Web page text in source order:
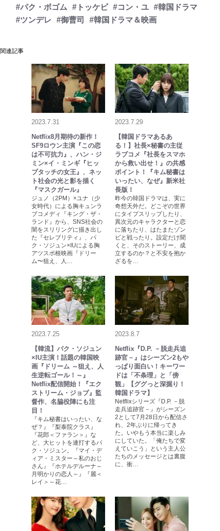
#パク・ボゴム
#トッケビ #コン・ユ #韓国ドラマ
#ツンデレ
#御曹司 #韓国ドラマ＆映画
関連記事
2023.7.31
Netflix8月期待の新作！
SF9ロウン主演『この恋
は不可抗力』、ハン・ジ
ミン×イ・ミンギ『ヒッ
プタッチの女王』、ネッ
ト社会の光と影を描く
『マスクガール』
ジュノ（2PM）×ユナ（少
女時代）による胸キュンラ
ブコメディ『キング・ザ・
ランド』から、SNS社会の
闇をスリリングに描き出し
た『セレブリティ』、パ
ク・ソジュン×IUによる胸
アツスポ根映画『ドリー
ム〜狙え、人…
2023.7.29
【韓国ドラマあるあ
る！】社長×秘書の主従
ラブコメ『社長をスマホ
から救い出せ！』の共感
ポイント！『キム秘書は
いったい、なぜ』新米社
長版！
昨今の韓国ドラマは、実に
奇想天外だ。どこぞの世界
にタイプスリップしたり、
異次元のキャラクターと恋
に落ちたり、はたまたゾン
ビと戦ったり。設定だけ聞
くと、そのストーリー、成
立するのか？と不安を抱か
ざるを…
2023.7.25
【韓流】パク・ソジュン
×IU主演！話題の韓国映
画『ドリーム ～狙え、人
生逆転ゴール！～』
Netflix配信開始！『エク
ストリーム・ジョブ』監
督作、名脇役陣にも注
目！
『キム秘書はいったい、な
ぜ？』『梨泰院クラス』
『花郎＜ファラン＞』な
ど、大ヒットを連打するパ
ク・ソジュン。『マイ・デ
ィア・ミスター～私のおじ
さん』『ホテルデルーナ～
月明かりの恋人～』『麗＜
レイ＞～花…
2023.8.7
Netflix『D.P. －脱走兵追
跡官－』はシーズン2もや
っぱり面白い！キーワー
ドは「不条理」と「傍
観」【ググっと深掘り！
韓国ドラマ】
Netflixシリーズ『D.P. －脱
走兵追跡官－』がシーズン
2として7月28日から配信さ
れ、2年ぶりに帰ってき
た。いやもう本当に楽しみ
にしていた。「俺たちで変
えていこう」という主人公
たちのメッセージとは裏腹
に、衝…